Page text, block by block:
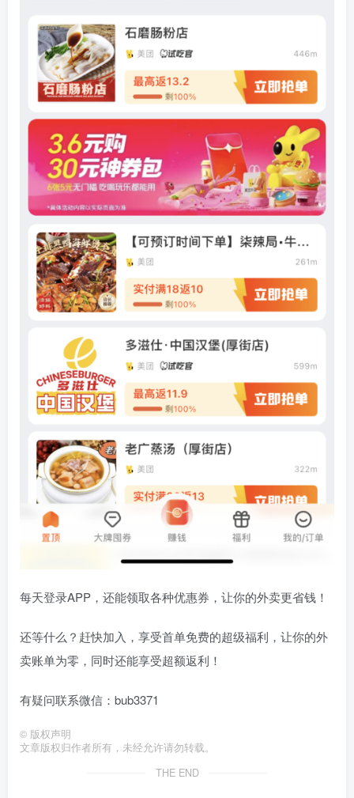
每天登录APP，还能领取各种优惠券，让你的外卖更省钱！
还等什么？赶快加入，享受首单免费的超级福利，让你的外
卖账单为零，同时还能享受超额返利！
有疑问联系微信：bub3371
© 版权声明
文章版权归作者所有，未经允许请勿转载。
THE END